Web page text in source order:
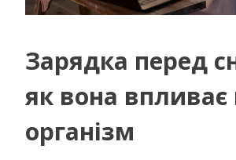
Зарядка перед
як вона впливає
організм